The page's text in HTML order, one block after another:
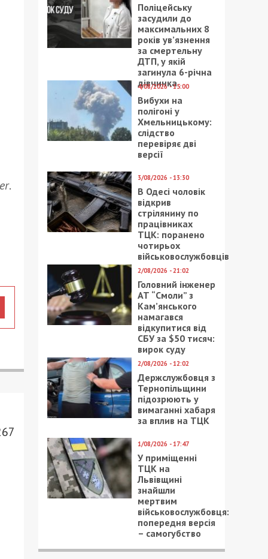
.
Поліцейську
засудили до
максимальних 8
років ув’язнення
за смертельну
ДТП, у якій
загинула 6-річна
дівчинка
4/08/2026 - 15:00
Вибухи на
полігоні у
Хмельницькому:
слідство
перевіряє дві
версії
3/08/2026 - 13:30
В Одесі чоловік
відкрив
стрілянину по
працівниках
ТЦК: поранено
чотирьох
військовослужбовців
2/08/2026 - 21:02
Головний інженер
АТ “Смоли” з
Кам’янського
намагався
відкупитися від
СБУ за $50 тисяч:
вирок суду
2/08/2026 - 12:02
Держслужбовця з
Тернопільщини
підозрюють у
вимаганні хабаря
за вплив на ТЦК
1/08/2026 - 17:47
У приміщенні
ТЦК на
Львівщині
знайшли
мертвим
військовослужбовця:
попередня версія
– самогубство